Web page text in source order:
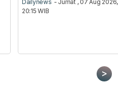
Dailynews - Jumat , 07 Aug 2026,
20:15 WIB
>